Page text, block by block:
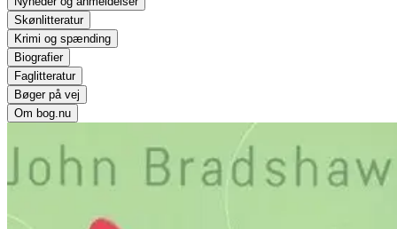
Skønlitteratur
Krimi og spænding
Biografier
Faglitteratur
Bøger på vej
Om bog.nu